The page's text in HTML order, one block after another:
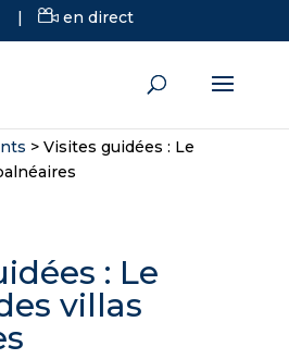
| en direct
> Visites guidées : Le
: Le
villas